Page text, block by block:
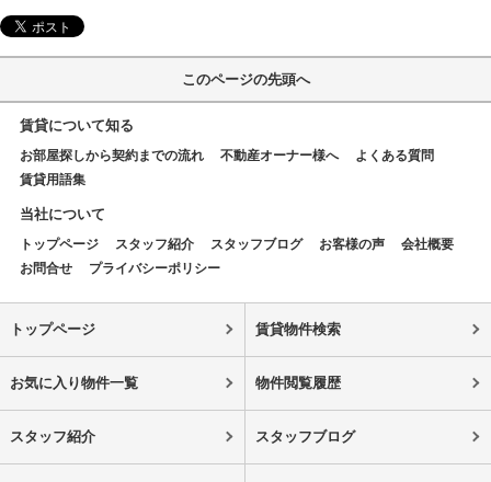
このページの先頭へ
賃貸について知る
お部屋探しから契約までの流れ 不動産オーナー様へ
よくある質問
賃貸用語集
当社について
トップページ スタッフ紹介 スタッフブログ お客様の声
会社概要
お問合せ
プライバシーポリシー
トップページ 賃貸物件検索
お気に入り物件一覧 物件閲覧履歴
スタッフ紹介 スタッフブログ